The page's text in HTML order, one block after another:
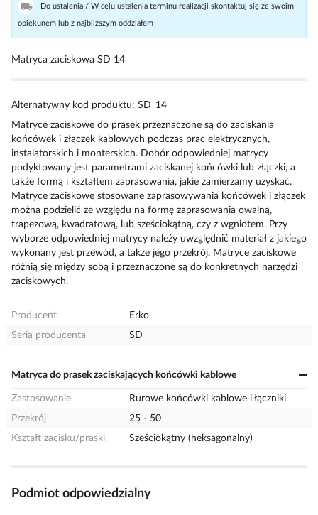
Do ustalenia / W celu ustalenia terminu realizacji skontaktuj się ze swoim
opiekunem lub z najbliższym oddziałem
Matryca zaciskowa SD 14
Alternatywny kod produktu: SD_14
Matryce zaciskowe do prasek przeznaczone są do zaciskania
końcówek i złączek kablowych podczas prac elektrycznych,
instalatorskich i monterskich. Dobór odpowiedniej matrycy
podyktowany jest parametrami zaciskanej końcówki lub złączki, a
także formą i kształtem zaprasowania, jakie zamierzamy uzyskać.
Matryce zaciskowe stosowane zaprasowywania końcówek i złączek
można podzielić ze względu na formę zaprasowania owalną,
trapezową, kwadratową, lub sześciokątną, czy z wgniotem. Przy
wyborze odpowiedniej matrycy należy uwzględnić materiał z jakiego
wykonany jest przewód, a także jego przekrój. Matryce zaciskowe
różnią się między sobą i przeznaczone są do konkretnych narzędzi
zaciskowych.
Producent
Erko
Seria producenta
SD
Matryca do prasek zaciskających końcówki kablowe
Zastosowanie
Rurowe końcówki kablowe i łączniki
Przekrój
25 - 50
Kształt zacisku/praski
Sześciokątny (heksagonalny)
Podmiot odpowiedzialny